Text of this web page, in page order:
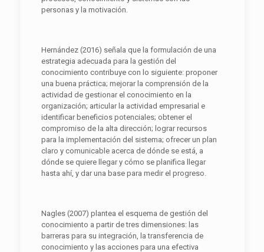
personas y la motivación.
Hernández (2016) señala que la formulación de una
estrategia adecuada para la gestión del
conocimiento contribuye con lo siguiente: proponer
una buena práctica; mejorar la comprensión de la
actividad de gestionar el conocimiento en la
organización; articular la actividad empresarial e
identificar beneficios potenciales; obtener el
compromiso de la alta dirección; lograr recursos
para la implementación del sistema; ofrecer un plan
claro y comunicable acerca de dónde se está, a
dónde se quiere llegar y cómo se planifica llegar
hasta ahí, y dar una base para medir el progreso.
Nagles (2007) plantea el esquema de gestión del
conocimiento a partir de tres dimensiones: las
barreras para su integración, la transferencia de
conocimiento y las acciones para una efectiva